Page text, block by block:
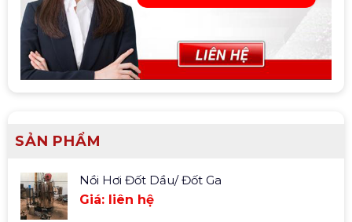
SẢN PHẨM
Nồi Hơi Đốt Dầu/ Đốt Ga
Giá: liên hệ